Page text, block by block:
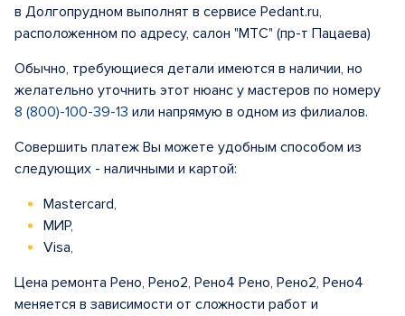
в Долгопрудном выполнят в сервисе Pedant.ru,
расположенном по адресу, салон "МТС" (пр-т Пацаева)
Обычно, требующиеся детали имеются в наличии, но
желательно уточнить этот нюанс у мастеров по номеру
8 (800)-100-39-13 или напрямую в одном из филиалов.
Совершить платеж Вы можете удобным способом из
следующих - наличными и картой:
Mastercard,
МИР,
Visa,
Цена ремонта Рено, Рено2, Рено4 Рено, Рено2, Рено4
меняется в зависимости от сложности работ и